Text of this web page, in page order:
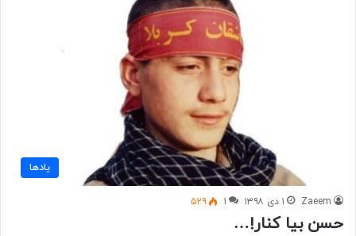
یادها
Zaeem ۱ دی ۱۳۹۸ ۱ ۵۲۹
حسن بیا کنار!…